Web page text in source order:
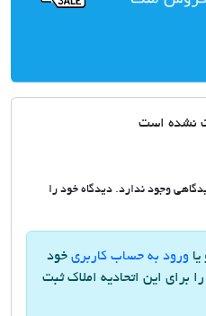
نشده است
وجود ندارد. دیدگاه خود را
یا ورود به حساب کاربری خود
برای این اتحادیه املاک ثبت